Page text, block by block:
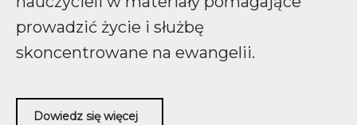
prowadzić życie i służbę
skoncentrowane na ewangelii.
Dowiedz się więcej